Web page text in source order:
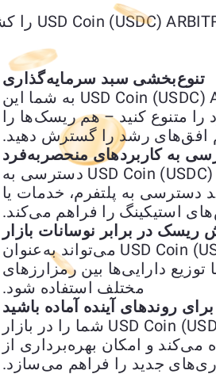
تنوع‌بخشی سبد سرمایه‌گذاری
تبدیل Ethereum (ETH) به USD Coin (USDC) ARBITRUM به شما این
متنوع کنید – هم ریسک‌ها را
افق‌های رشد را گسترش دهید.
به کاربردهای منحصربه‌فرد
تبدیل Ethereum (ETH) به USD Coin (USDC) ARBITRUM دسترسی به
دسترسی به پلتفرم، خدمات یا
استیکینگ را فراهم می‌کند.
در برابر نوسانات بازار
تبدیل Ethereum (ETH) به USD Coin (USDC) ARBITRUM می‌تواند به‌عنوان
دارایی‌ها بین رمزارزهای
مختلف استفاده شود.
برای روندهای آینده آماده باشید
تبدیل Ethereum (ETH) به USD Coin (USDC) ARBITRUM شما را در بازار
می‌کند و امکان بهره‌برداری از
جدید را فراهم می‌سازد.